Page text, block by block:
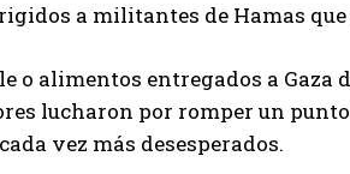
a militantes de Hamas
o alimentos entregados a
lucharon por romper un
vez más desesperados.